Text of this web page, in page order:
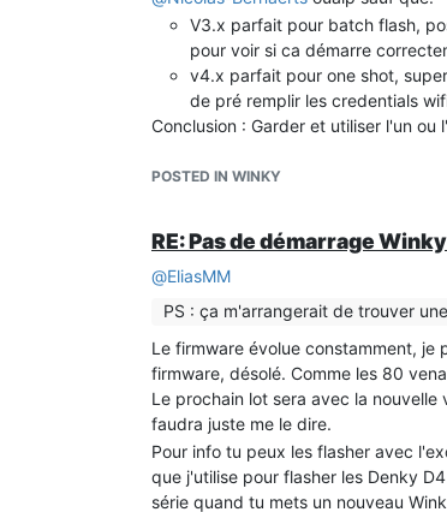
V3.x parfait pour batch flash,
pour voir si ca démarre
v4.x parfait pour one shot,
de pré remplir les credentials
Conclusion : Garder et utiliser l'un
POSTED IN WINKY
RE: Pas de démarrage
@EliasMM
PS : ça m'arrangerait de trouver
Le firmware évolue constamment, je
firmware, désolé. Comme les 80
Le prochain lot sera avec la
faudra juste me le dire.
Pour info tu peux les flasher avec
que j'utilise pour flasher les Denky
série quand tu mets un nouveau